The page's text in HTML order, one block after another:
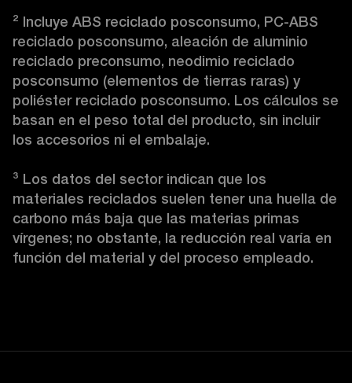
² Incluye ABS reciclado posconsumo, PC-ABS
reciclado posconsumo, aleación de aluminio
reciclado preconsumo, neodimio reciclado
posconsumo (elementos de tierras raras) y
poliéster reciclado posconsumo. Los cálculos se
basan en el peso total del producto, sin incluir
los accesorios ni el embalaje.
³ Los datos del sector indican que los
materiales reciclados suelen tener una huella de
carbono más baja que las materias primas
vírgenes; no obstante, la reducción real varía en
función del material y del proceso empleado.